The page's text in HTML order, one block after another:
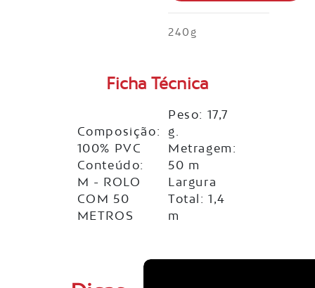
240g
Ficha Técnica
Composição:
100% PVC
Conteúdo:
M - ROLO
COM 50
METROS
Peso: 17,7
g.
Metragem:
50 m
Largura
Total: 1,4
m